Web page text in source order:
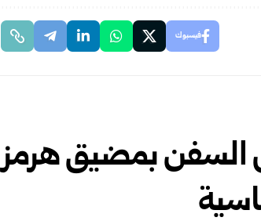
فيسبوك
السفن بمضيق هرمز